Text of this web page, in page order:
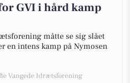
GVI i hård kamp
måtte se sig slået
en intens kamp på Nymosen
Vangede Idrætsforening